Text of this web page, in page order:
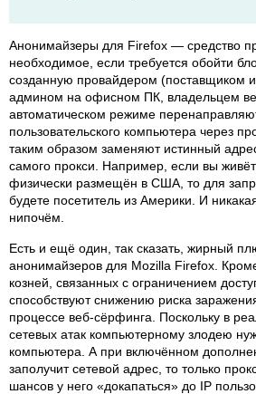
Анонимайзеры для Firefox — средство
необходимое, если требуется обойти
созданную провайдером (поставщиком
админом на офисном ПК, владельцем
автоматическом режиме
пользовательского компьютера через
таким образом заменяют истинный
самого прокси. Например, если вы
физически размещён в США, то для
будете посетитель из Америки. И
нипочём.
Есть и ещё один, так сказать, жирный
анонимайзеров для Mozilla Firefox.
козней, связанных с ограничением
способствуют снижению риска
процессе веб-сёрфинга. Поскольку в
сетевых атак компьютерному злодею
компьютера. А при включённом
заполучит сетевой адрес, то только
шансов у него «докапаться» до IP